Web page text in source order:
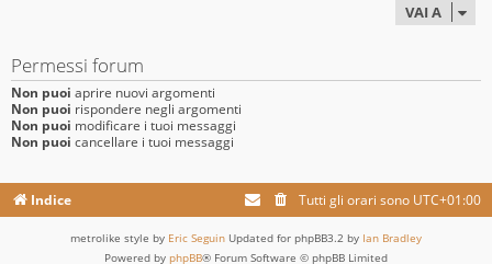
VAI A
Permessi forum
Non puoi aprire nuovi argomenti
Non puoi rispondere negli argomenti
Non puoi modificare i tuoi messaggi
Non puoi cancellare i tuoi messaggi
Indice Tutti gli orari sono UTC+01:00
metrolike style by Eric Seguin Updated for phpBB3.2 by Ian Bradley
Powered by phpBB® Forum Software © phpBB Limited